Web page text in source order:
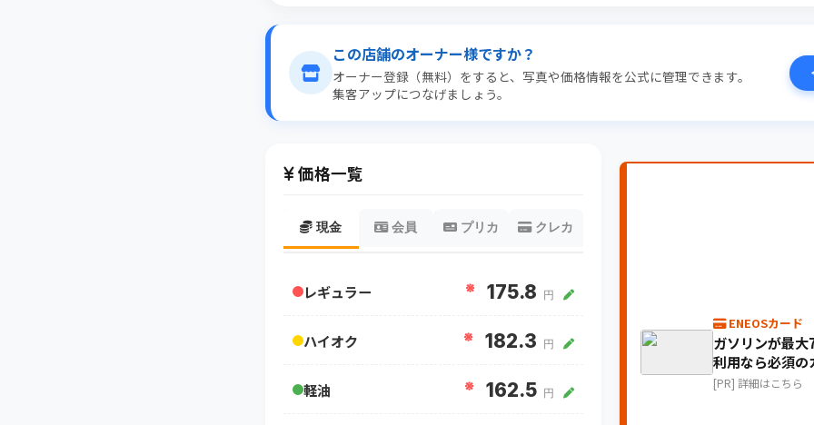
この店舗のオーナー様ですか？
オーナー登録（無料）をすると、写真や価格情報を公式に管理できます。
集客アップにつなげましょう。
価格一覧
現金 会員 プリカ クレカ
レギュラー ※ 175.8 円
ハイオク ※ 182.3 円
軽油 ※ 162.5 円
ENEOSカード
ガソリンが最
利用なら必須の
[PR] 詳細はこちら